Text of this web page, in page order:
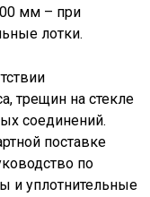
мм – при
лотки.
трещин на стекле
соединений.
поставке
по
и уплотнительные